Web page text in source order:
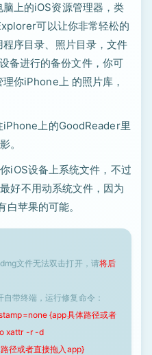
上的iOS资源管理器，类
可以让你非常轻松的
序目录、照片目录，文件
备进行的备份文件，你可
你iPhone上 的照片库，
上的GoodReader里
。
iOS设备上系统文件，不过
好不用动系统文件，因为
苹果的可能。
文件无法双击打开，请将后
自带终端，运行修复命令：
{app具体路径或者
xattr -r -d
径或者直接拖入app}